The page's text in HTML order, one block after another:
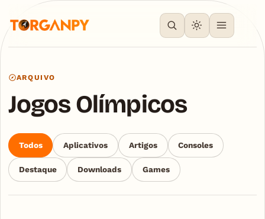
ARQUIVO
Jogos Olímpicos
Todos Aplicativos Artigos Consoles
Destaque Downloads Games